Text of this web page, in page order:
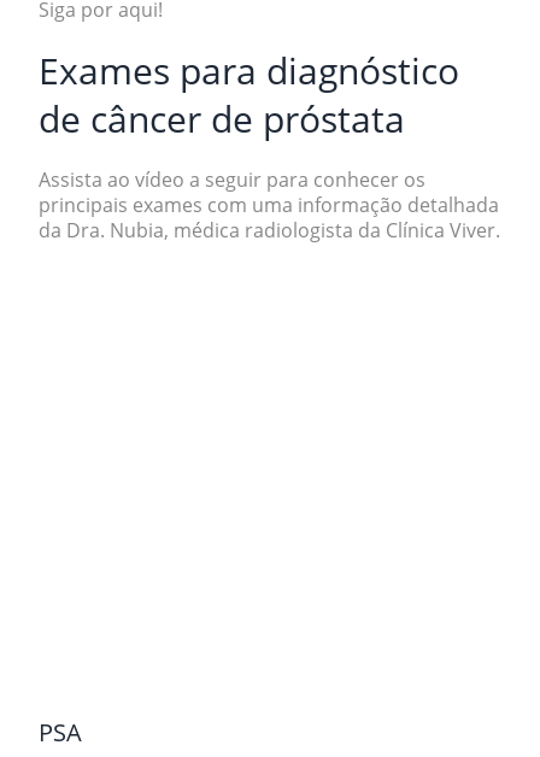
Siga por aqui!
Exames para diagnóstico
de câncer de próstata
Assista ao vídeo a seguir para conhecer os
principais exames com uma informação detalhada
da Dra. Nubia, médica radiologista da Clínica Viver.
PSA